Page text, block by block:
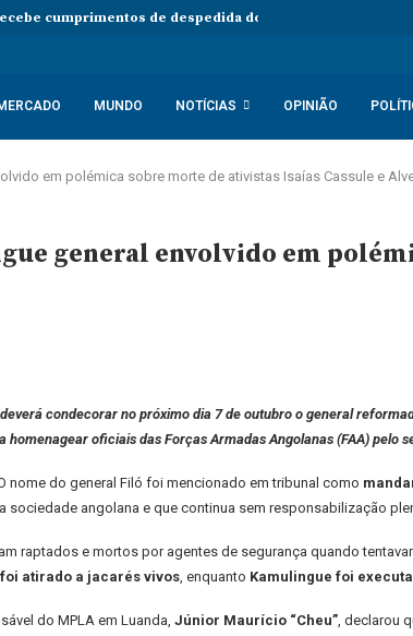
cumprimentos de despedida do embaixador do
MUNDO NOTÍCIAS OPINIÃO
em polémica sobre morte de ativistas Isaías Cassule e
general envolvido em
condecorar no próximo dia 7 de outubro o general
oficiais das Forças Armadas Angolanas (FAA) pelo
nome do general Filó foi mencionado em tribunal como
sociedade angolana e que continua sem responsabilização
raptados e mortos por agentes de segurança quando
atirado a jacarés vivos, enquanto Kamulingue foi
do MPLA em Luanda, Júnior Maurício “Cheu”, declarou